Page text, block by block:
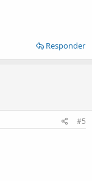
Responder
#5